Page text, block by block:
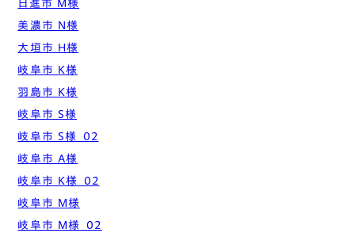
日進市 M様
美濃市 N様
大垣市 H様
岐阜市 K様
羽島市 K様
岐阜市 S様
岐阜市 S様_02
岐阜市 A様
岐阜市 K様_02
岐阜市 M様
岐阜市 M様_02